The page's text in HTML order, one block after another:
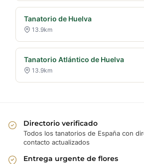
Tanatorio de Huelva
13.9km
Tanatorio Atlántico de Huelva
13.9km
Directorio verificado
Todos los tanatorios de España con
contacto actualizados
Entrega urgente de flores